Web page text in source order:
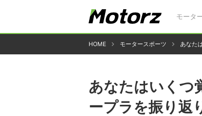
モータ
HOME モータースポーツ あなた
あなたはいくつ
ープラを振り返